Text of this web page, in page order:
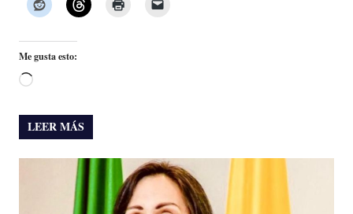
Me gusta esto:
Cargando...
LEER MÁS